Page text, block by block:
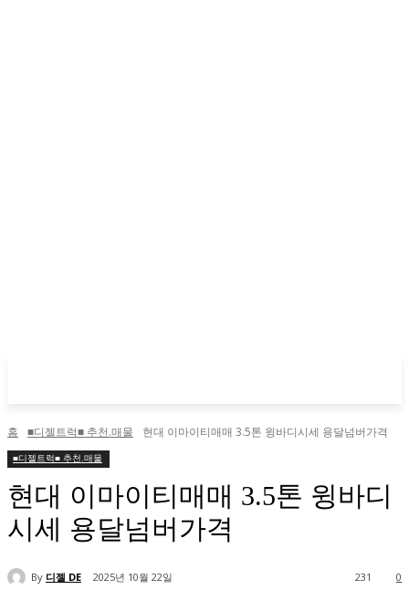
홈 ■디젤트럭■ 추천.매물 현대 이마이티매매 3.5톤 윙바디시세 용달넘버가격
■디젤트럭■ 추천.매물
현대 이마이티매매 3.5톤 윙바디
시세 용달넘버가격
By 디젤 DE 2025년 10월 22일 0
231